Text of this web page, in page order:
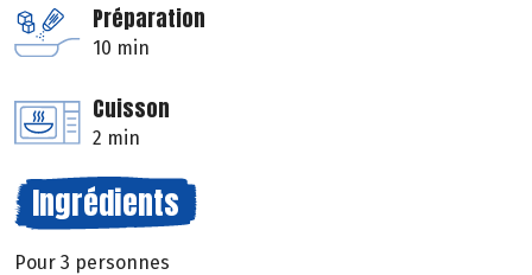
Préparation
10 min
Cuisson
2 min
Ingrédients
Pour 3 personnes